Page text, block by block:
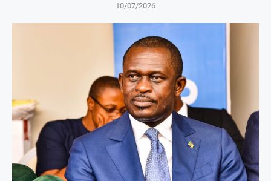
10/07/2026